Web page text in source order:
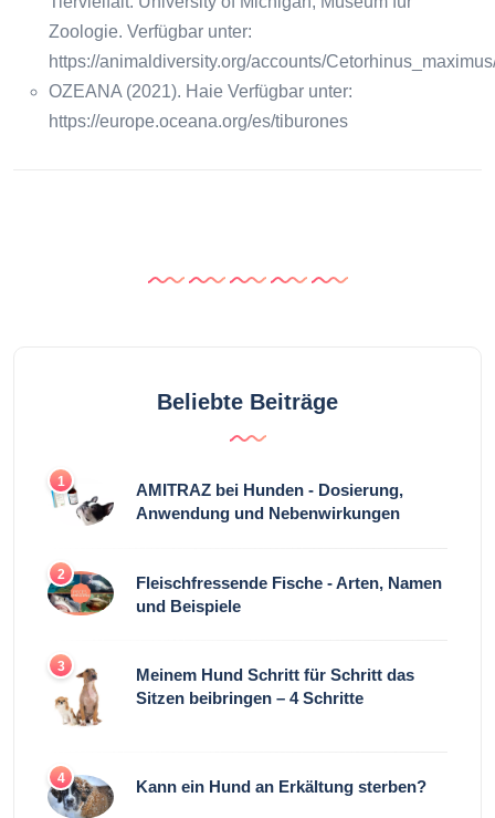
Zoologie. Verfügbar unter:
https://animaldiversity.org/accounts/
OZEANA (2021). Haie Verfügbar unter:
https://europe.oceana.org/es/tiburones
Beliebte Beiträge
1
AMITRAZ bei Hunden - Dosierung,
Anwendung und Nebenwirkungen
2
Fleischfressende Fische - Arten, Namen
und Beispiele
3
Meinem Hund Schritt für Schritt das
Sitzen beibringen – 4 Schritte
4 Kann ein Hund an Erkältung sterben?